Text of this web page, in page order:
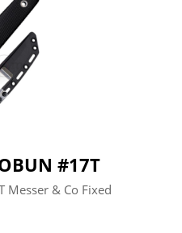
#17T
Messer & Co Fixed